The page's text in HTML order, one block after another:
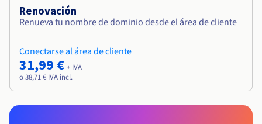
Renovación
Renueva tu nombre de dominio desde el área de cliente
Conectarse al área de cliente
31,99 € + IVA
o 38,71 € IVA incl.